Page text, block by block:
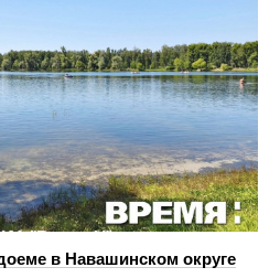
в Навашинском округе